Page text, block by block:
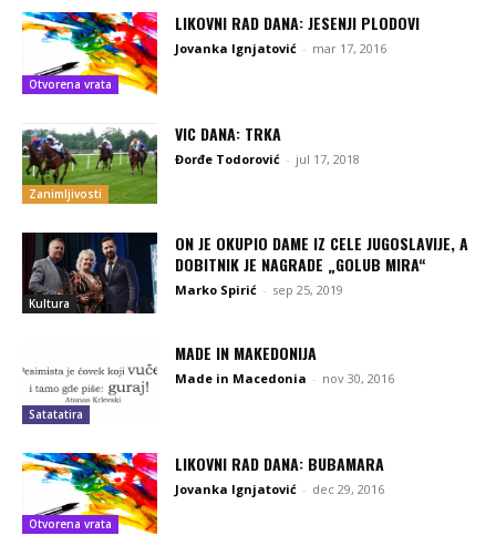
Otvorena vrata
LIKOVNI RAD DANA: JESENJI PLODOVI
Jovanka Ignjatović - mar 17, 2016
Zanimljivosti
VIC DANA: TRKA
Đorđe Todorović - jul 17, 2018
Kultura
ON JE OKUPIO DAME IZ CELE JUGOSLAVIJE, A
DOBITNIK JE NAGRADE „GOLUB MIRA“
Marko Spirić - sep 25, 2019
Satatatira
MADE IN MAKEDONIJA
Made in Macedonia - nov 30, 2016
Otvorena vrata
LIKOVNI RAD DANA: BUBAMARA
Jovanka Ignjatović - dec 29, 2016